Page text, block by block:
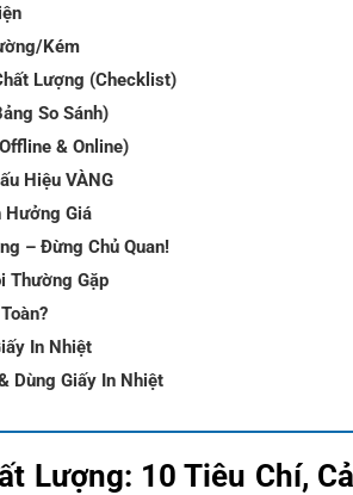
Kém
Lượng (Checklist)
So Sánh)
& Online)
Hiệu VÀNG
Hưởng Giá
– Đừng Chủ Quan!
Thường Gặp
In Nhiệt
Dùng Giấy In Nhiệt
Lượng: 10 Tiêu Chí,